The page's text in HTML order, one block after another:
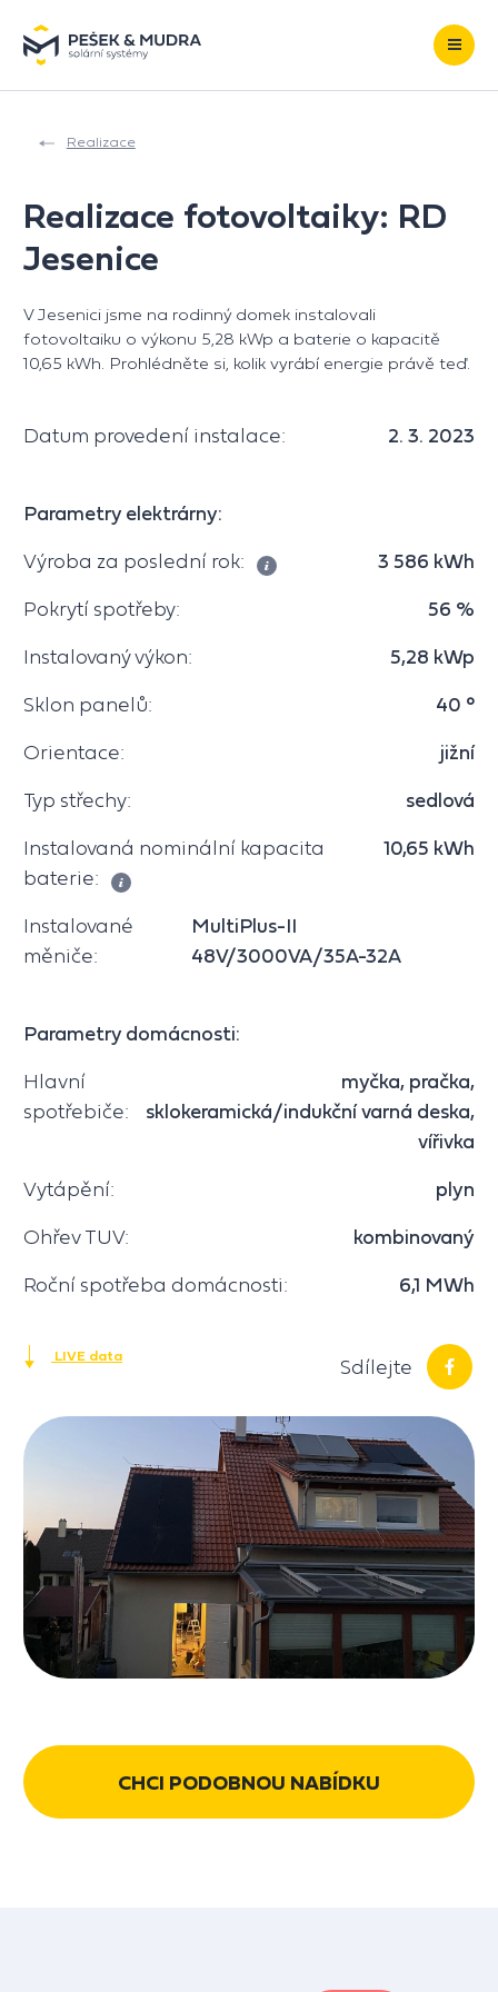
Realizace
Realizace fotovoltaiky: RD
Jesenice
V Jesenici jsme na rodinný domek instalovali
fotovoltaiku o výkonu 5,28 kWp a baterie o kapacitě
10,65 kWh. Prohlédněte si, kolik vyrábí energie právě teď.
Datum provedení instalace: 2. 3. 2023
Parametry elektrárny:
Výroba za poslední rok: 3 586 kWh
Pokrytí spotřeby: 56 %
Instalovaný výkon: 5,28 kWp
Sklon panelů: 40 °
Orientace: jižní
Typ střechy: sedlová
Instalovaná nominální kapacita
baterie:
10,65 kWh
Instalované
měniče:
MultiPlus-II
48V/3000VA/35A-32A
Parametry domácnosti:
Hlavní
spotřebiče:
myčka, pračka,
sklokeramická/indukční varná deska,
vířivka
Vytápění: plyn
Ohřev TUV: kombinovaný
Roční spotřeba domácnosti: 6,1 MWh
LIVE data Sdílejte
CHCI PODOBNOU NABÍDKU